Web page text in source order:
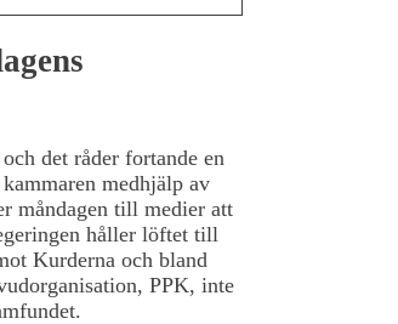
det råder fortande en
medhjälp av
måndagen till medier att
håller löftet till
Kurderna och bland
PPK, inte